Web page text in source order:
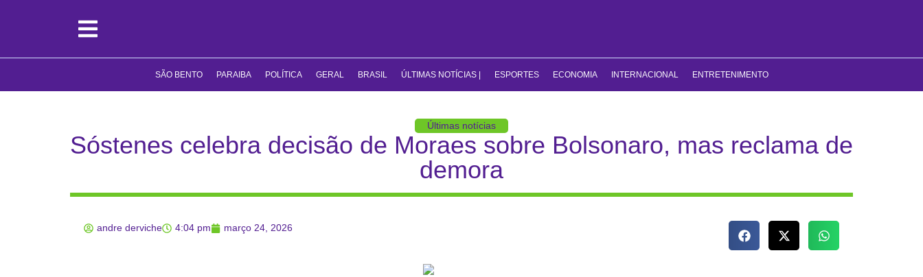
SÃO BENTO PARAIBA POLÍTICA GERAL BRASIL ÚLTIMAS NOTÍCIAS | ESPORTES ECONOMIA INTERNACIONAL ENTRETENIMENTO
Últimas notícias
Sóstenes celebra decisão de Moraes sobre Bolsonaro, mas reclama de
demora
andre derviche 4:04 pm março 24, 2026